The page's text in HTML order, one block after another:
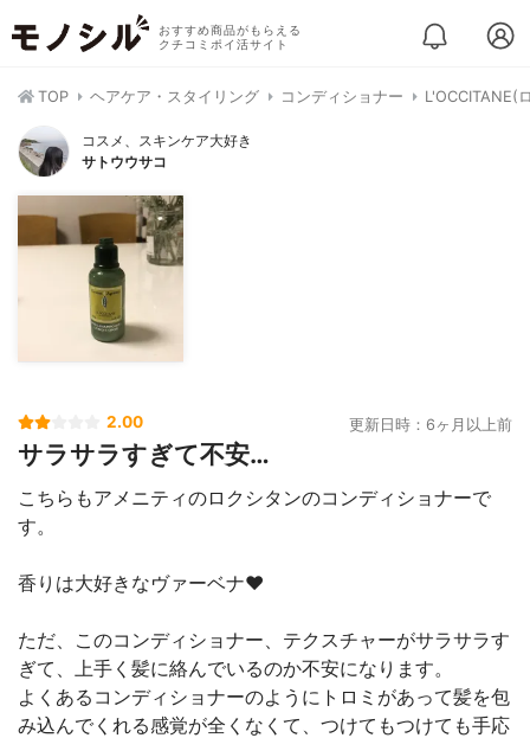
おすすめ商品がもらえる
クチコミポイ活サイト
TOP ヘアケア・スタイリング コンディショナー L'OCCITANE(
コスメ、スキンケア大好き
サトウウサコ
2.00 更新日時：6ヶ月以上前
サラサラすぎて不安…
こちらもアメニティのロクシタンのコンディショナーで
す。
香りは大好きなヴァーベナ❤️
ただ、このコンディショナー、テクスチャーがサラサラす
ぎて、上手く髪に絡んでいるのか不安になります。
よくあるコンディショナーのようにトロミがあって髪を包
み込んでくれる感覚が全くなくて、つけてもつけても手応